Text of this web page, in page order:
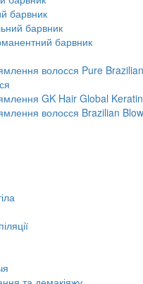
барвник
барвник
барвник
волосся Pure
GK Hair Global
волосся Brazilian